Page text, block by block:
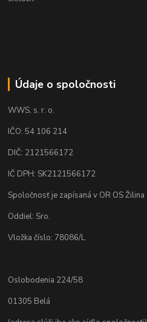
Údaje o spoločnosti
WWS, s. r. o.
IČO: 54 106 214
DIČ: 2121566172
IČ DPH: SK2121566172
Spoločnosť je zapísaná v OR OS Žilina
Oddiel: Sro.
Vložka číslo: 78086/L
Oslobodenia 224/58
01305 Belá